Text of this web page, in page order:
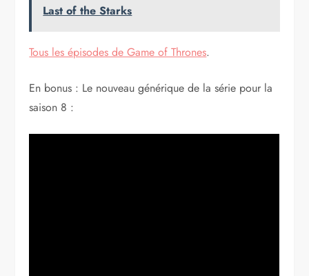
Last of the Starks
Tous les épisodes de Game of Thrones.
En bonus : Le nouveau générique de la série pour la
saison 8 :